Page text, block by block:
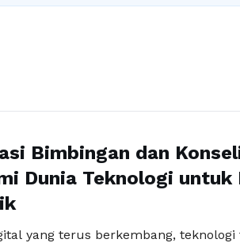
Bimbingan dan
Dunia Teknologi untuk
yang terus berkembang, teknologi